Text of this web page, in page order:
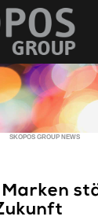
SKOPOS GROUP NEWS